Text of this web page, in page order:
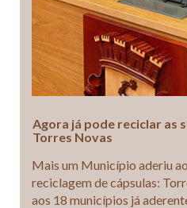
Agora já pode reciclar as
Torres Novas
Mais um Município aderiu
reciclagem de cápsulas:
aos 18 municípios já